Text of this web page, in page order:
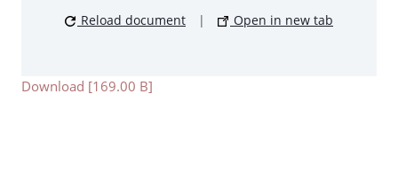
Reload document | Open in new tab
Download [169.00 B]